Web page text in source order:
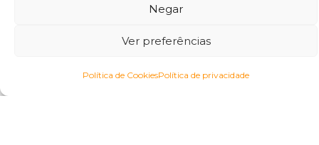
Negar
Ver preferências
Política de CookiesPolítica de privacidade